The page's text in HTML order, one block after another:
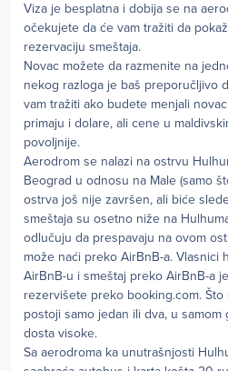
Viza je besplatna i dobija se na
očekujete da će vam tražiti da
rezervaciju smeštaja.
Novac možete da razmenite na
nekog razloga je baš preporučljivo
vam tražiti ako budete menjali
primaju i dolare, ali cene u
povoljnije.
Aerodrom se nalazi na ostrvu
Beograd u odnosu na Male (samo
ostrva još nije završen, ali biće
smeštaja su osetno niže na
odlučuju da prespavaju na ovom
može naći preko AirBnB-a. Vlasnici
AirBnB-u i smeštaj preko AirBnB-a
rezervišete preko booking.com.
postoji samo jedan ili dva, u samom
dosta visoke.
Sa aerodroma ka unutrašnjosti